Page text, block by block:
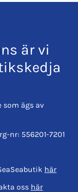
är vi
som ägs av
nr: 556201-7201
här
oss här